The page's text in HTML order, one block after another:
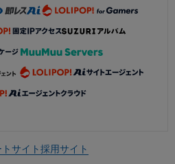
サイト採用サイト